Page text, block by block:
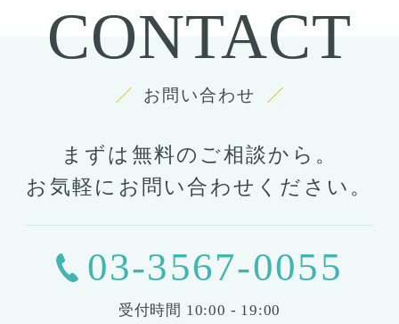
CONTACT
お問い合わせ
まずは無料のご相談から。
お気軽にお問い合わせください。
03-3567-0055
受付時間 10:00 - 19:00